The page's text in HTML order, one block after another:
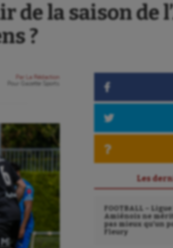
de la saison de
?
Par
La Rédaction
Gazette Sports
Les
FOOTBALL – Ligue
Amiénois ne
pas mieux qu’un
Fleury